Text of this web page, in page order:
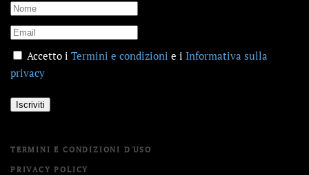
Accetto i Termini e condizioni e i Informativa sulla
privacy
Iscriviti
TERMINI E CONDIZIONI D'USO
PRIVACY POLICY